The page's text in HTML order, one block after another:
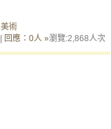
美術
回應：0人 »瀏覽:2,868人次